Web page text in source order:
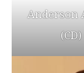
Anderson
(CD)